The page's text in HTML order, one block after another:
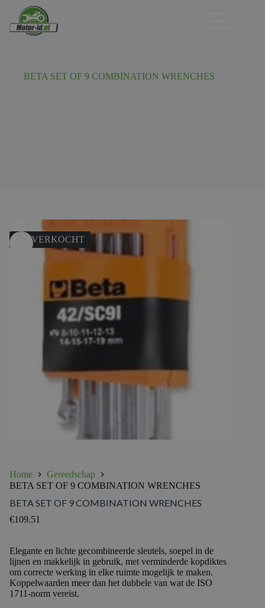
BETA SET OF 9 COMBINATION WRENCHES
UITVERKOCHT
Home
Gereedschap
BETA SET OF 9 COMBINATION WRENCHES
BETA SET OF 9 COMBINATION WRENCHES
€109.51
Elegante en lichte gecombineerde sleutels, soepel in de
lijnen en makkelijk in gebruik, met verminderde kopdiktes
om correcte werking in elke ruimte mogelijk te maken.
Koppelwaarden meer dan het dubbele van wat de ISO
1711-norm vereist.